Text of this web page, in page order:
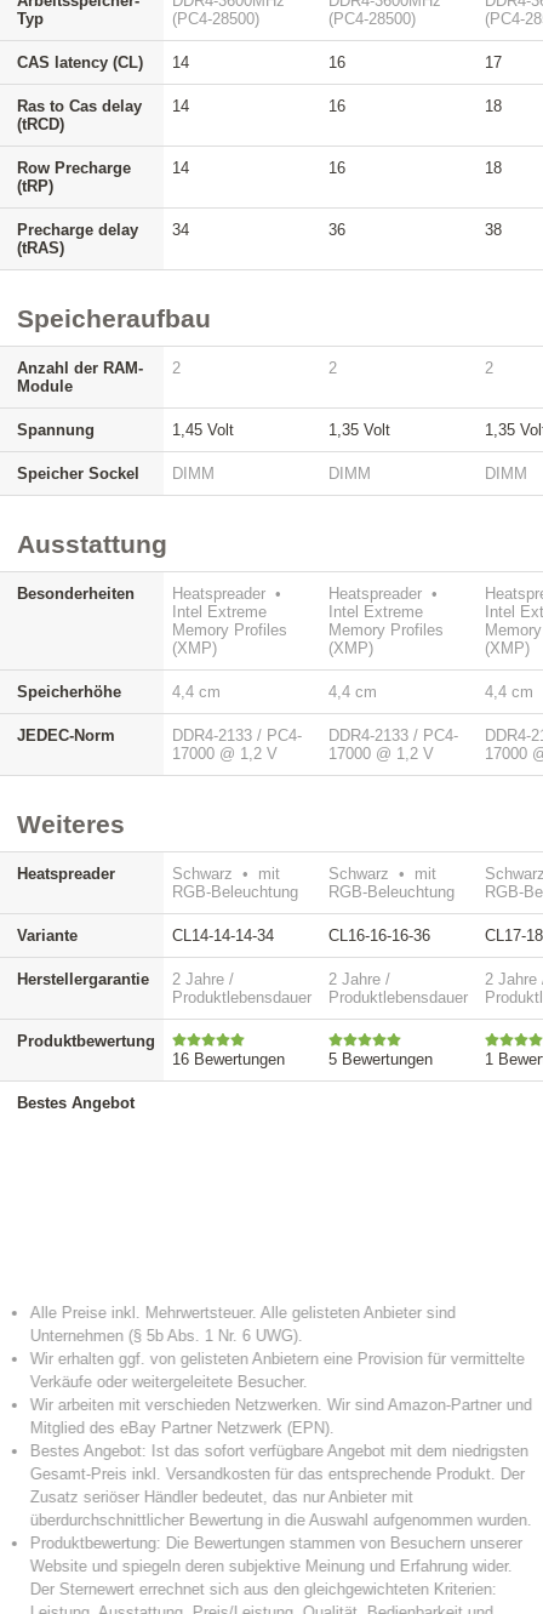
Typ
(PC4-28500)
(PC4-28500)
(PC4-
CAS latency (CL) 14 16 17
Ras to Cas delay
(tRCD)
14 16 18
Row Precharge
(tRP)
14 16 18
Precharge delay
(tRAS)
34 36 38
Speicheraufbau
Anzahl der RAM-
Module
2 2 2
Spannung 1,45 Volt 1,35 Volt 1,35
Speicher Sockel DIMM DIMM DIMM
Ausstattung
Besonderheiten
Heatspreader •
Intel Extreme
Memory Profiles
(XMP)
Heatspreader •
Intel Extreme
Memory Profiles
(XMP)
Intel
(XMP)
Speicherhöhe 4,4 cm 4,4 cm 4,4 cm
JEDEC-Norm
DDR4-2133 / PC4-
17000 @ 1,2 V
DDR4-2133 / PC4-
17000 @ 1,2 V
DDR4-
17000
Weiteres
Heatspreader
Schwarz • mit
RGB-Beleuchtung
Schwarz • mit
RGB-Beleuchtung
RGB-
Variante CL14-14-14-34 CL16-16-16-36 CL17-
Herstellergarantie
2 Jahre /
Produktlebensdauer
2 Jahre /
Produktlebensdauer
2 Jahre
Produktbewertung
16 Bewertungen
5 Bewertungen 1
Bestes Angebot